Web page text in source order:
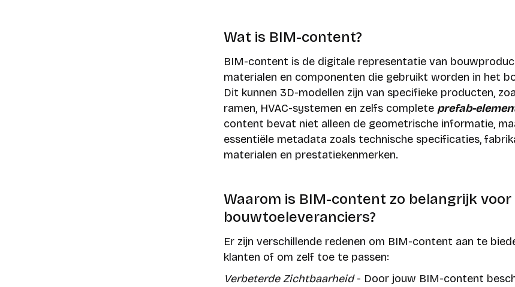
Wat is BIM-content?
BIM-content is de digitale representatie van
materialen en componenten die gebruikt worden in het
Dit kunnen 3D-modellen zijn van specifieke producten,
ramen, HVAC-systemen en zelfs complete prefab-
content bevat niet alleen de geometrische informatie,
essentiële metadata zoals technische specificaties,
materialen en prestatiekenmerken.
Waarom is BIM-content zo belangrijk voor
bouwtoeleveranciers?
Er zijn verschillende redenen om BIM-content aan te
klanten of om zelf toe te passen:
Verbeterde Zichtbaarheid- Door jouw BIM-content